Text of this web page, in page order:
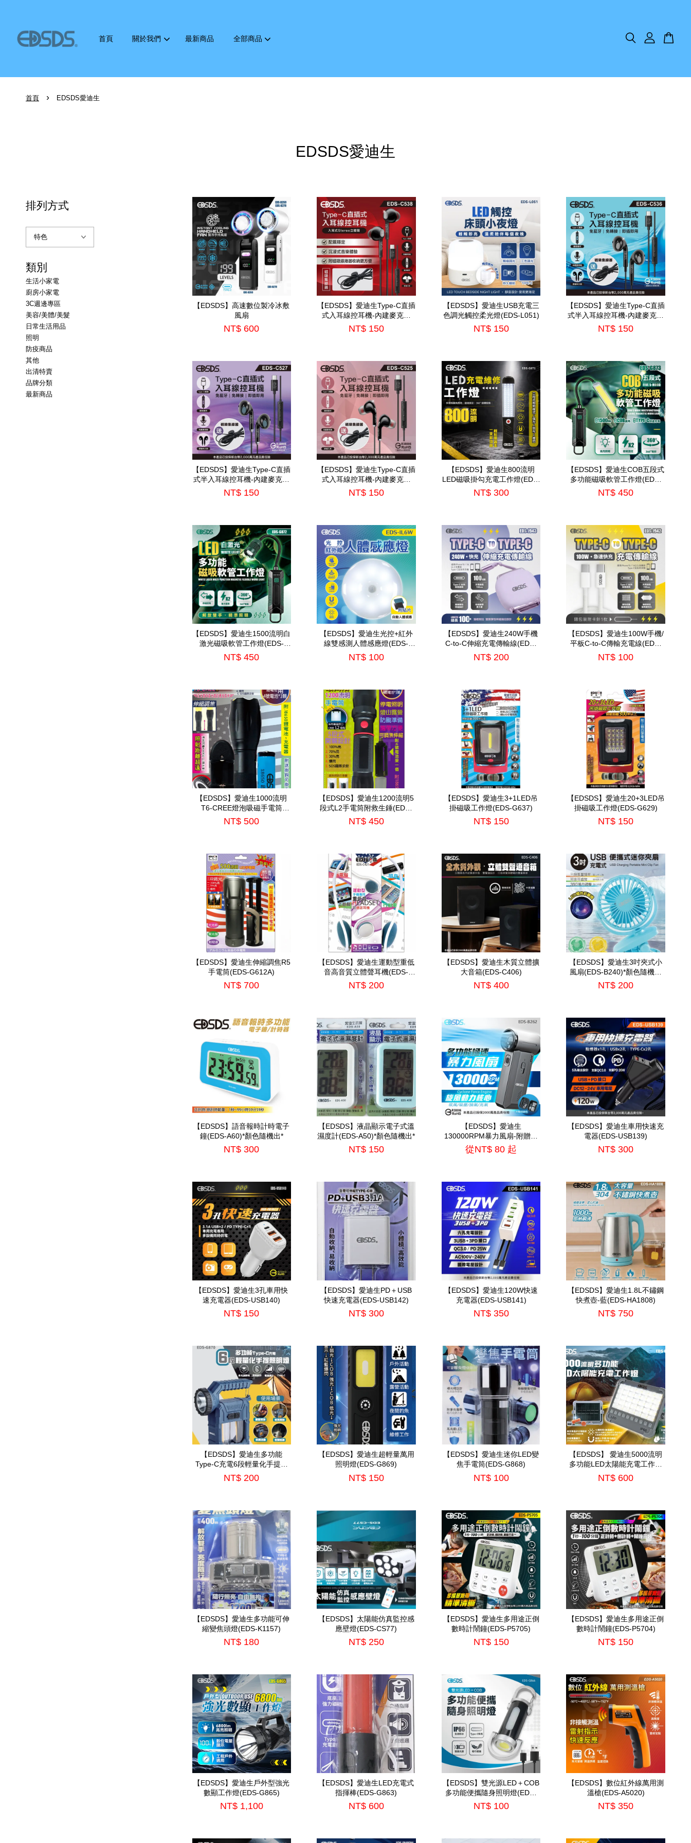
首頁 關於我們 最新商品 全部商品
首頁 › EDSDS愛迪生
EDSDS愛迪生
排列方式
類別
生活小家電
廚房小家電
3C週邊專區
美容/美體/美髮
日常生活用品
照明
防疫商品
其他
出清特賣
品牌分類
最新商品
【EDSDS】高速數位製冷冰敷
風扇
NT$ 600
【EDSDS】愛迪生Type-C直插
式入耳線控耳機-內建麥克風
(EDS-C538)
NT$ 150
【EDSDS】愛迪生USB充電三
色調光觸控柔光燈(EDS-L051)
NT$ 150
【EDSDS】愛迪生Type-C直插
式半入耳線控耳機-內建麥克風
(EDS-C536)
NT$ 150
【EDSDS】愛迪生Type-C直插
式半入耳線控耳機-內建麥克風
(EDS-C527)
NT$ 150
【EDSDS】愛迪生Type-C直插
式入耳線控耳機-內建麥克風
(EDS-C525)
NT$ 150
【EDSDS】愛迪生800流明
LED磁吸掛勾充電工作燈(EDS-
G871)
NT$ 300
【EDSDS】愛迪生COB五段式
多功能磁吸軟管工作燈(EDS-
G873)
NT$ 450
【EDSDS】愛迪生1500流明白
激光磁吸軟管工作燈(EDS-
G872)
NT$ 450
【EDSDS】愛迪生光控+紅外
線雙感測人體感應燈(EDS-
IL6W)
NT$ 100
【EDSDS】愛迪生240W手機
C-to-C伸縮充電傳輸線(EDS-
J943)
NT$ 200
【EDSDS】愛迪生100W手機/
平板C-to-C傳輸充電線(EDS-
J942)
NT$ 100
【EDSDS】愛迪生1000流明
T6-CREE燈泡吸磁手電筒
(EDS-G683)
NT$ 500
【EDSDS】愛迪生1200流明5
段式L2手電筒附救生錘(EDS-
G640)
NT$ 450
【EDSDS】愛迪生3+1LED吊
掛磁吸工作燈(EDS-G637)
NT$ 150
【EDSDS】愛迪生20+3LED吊
掛磁吸工作燈(EDS-G629)
NT$ 150
【EDSDS】愛迪生伸縮調焦R5
手電筒(EDS-G612A)
NT$ 700
【EDSDS】愛迪生運動型重低
音高音質立體聲耳機(EDS-
C421)*顏色隨機出*
NT$ 200
【EDSDS】愛迪生木質立體擴
大音箱(EDS-C406)
NT$ 400
【EDSDS】愛迪生3吋夾式小
風扇(EDS-B240)*顏色隨機出
貨*
NT$ 200
【EDSDS】語音報時計時電子
鐘(EDS-A60)*顏色隨機出*
NT$ 300
【EDSDS】液晶顯示電子式溫
濕度計(EDS-A50)*顏色隨機出*
NT$ 150
【EDSDS】愛迪生
130000RPM暴力風扇-附贈收
納包(EDS-B262)=TS-B2016
從NT$ 80 起
【EDSDS】愛迪生車用快速充
電器(EDS-USB139)
NT$ 300
【EDSDS】愛迪生3孔車用快
速充電器(EDS-USB140)
NT$ 150
【EDSDS】愛迪生PD＋USB
快速充電器(EDS-USB142)
NT$ 300
【EDSDS】愛迪生120W快速
充電器(EDS-USB141)
NT$ 350
【EDSDS】愛迪生1.8L不鏽鋼
快煮壺-藍(EDS-HA1808)
NT$ 750
【EDSDS】愛迪生多功能
Type-C充電6段輕量化手提照
明燈(EDS-G870)
NT$ 200
【EDSDS】愛迪生超輕量萬用
照明燈(EDS-G869)
NT$ 150
【EDSDS】愛迪生迷你LED變
焦手電筒(EDS-G868)
NT$ 100
【EDSDS】 愛迪生5000流明
多功能LED太陽能充電工作燈
(EDS-G867)
NT$ 600
【EDSDS】愛迪生多功能可伸
縮變焦頭燈(EDS-K1157)
NT$ 180
【EDSDS】太陽能仿真監控感
應壁燈(EDS-CS77)
NT$ 250
【EDSDS】愛迪生多用途正倒
數時計鬧鐘(EDS-P5705)
NT$ 150
【EDSDS】愛迪生多用途正倒
數時計鬧鐘(EDS-P5704)
NT$ 150
【EDSDS】愛迪生戶外型強光
數顯工作燈(EDS-G865)
NT$ 1,100
【EDSDS】愛迪生LED充電式
指揮棒(EDS-G863)
NT$ 600
【EDSDS】雙光源LED＋COB
多功能便攜隨身照明燈(EDS-
G866)
NT$ 100
【EDSDS】數位紅外線萬用測
溫槍(EDS-A5020)
NT$ 350